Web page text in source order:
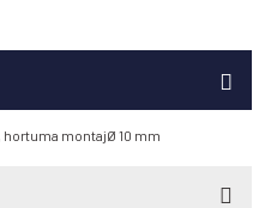
hortuma montajØ 10 mm